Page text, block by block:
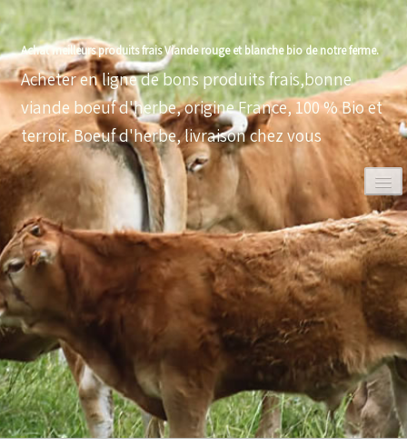
Achat meilleurs produits frais Viande rouge et blanche bio de notre ferme.
Acheter en ligne de bons produits frais,bonne
viande boeuf d'herbe, origine France, 100 % Bio et
terroir. Boeuf d'herbe, livraison chez vous
0
ACCUEIL
VOLAILLES BIO
BOEUF D'HERBE BIO